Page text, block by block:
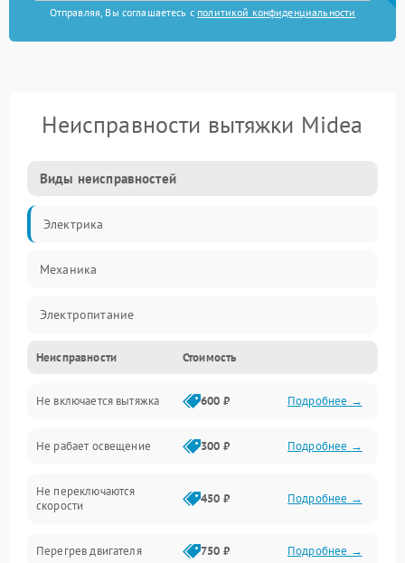
Отправляя, Вы соглашаетесь с политикой конфиденциальности
Неисправности вытяжки Midea
Виды неисправностей
Электрика
Механика
Электропитание
Вентиляция
Освещение
Механические повреждения
Электроника
Неисправности Стоимость
Не включается вытяжка 600 ₽ Подробнее →
Не рабает освещение 300 ₽ Подробнее →
Не переключаются
скорости
450 ₽ Подробнее →
Перегрев двигателя 750 ₽ Подробнее →